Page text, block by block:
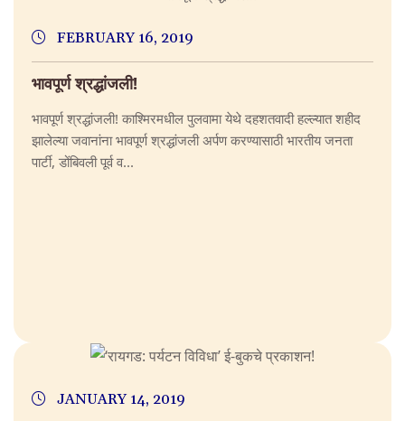
FEBRUARY 16, 2019
भावपूर्ण श्रद्धांजली!
भावपूर्ण श्रद्धांजली! काश्मिरमधील पुलवामा येथे दहशतवादी हल्ल्यात शहीद
झालेल्या जवानांना भावपूर्ण श्रद्धांजली अर्पण करण्यासाठी भारतीय जनता
पार्टी, डोंबिवली पूर्व व...
JANUARY 14, 2019